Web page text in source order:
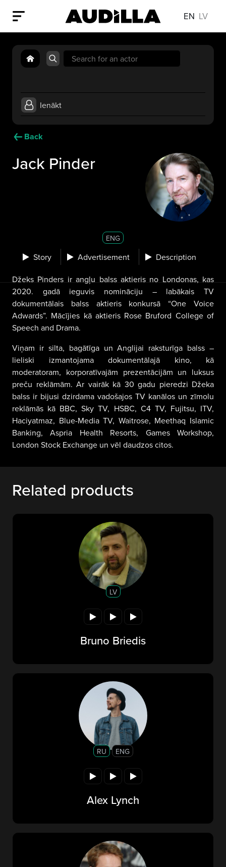
EN LV
Search
for:
Ienākt
Back
Jack Pinder
ENG
Story Advertisement Description
Džeks Pinders ir angļu balss aktieris no Londonas, kas
2020. gadā ieguvis nomināciju – labākais TV
dokumentālais balss aktieris konkursā “One Voice
Adwards”. Mācījies kā aktieris Rose Bruford College of
Speech and Drama.
Viņam ir silta, bagātīga un Anglijai raksturīga balss –
lieliski izmantojama dokumentālajā kino, kā
moderatoram, korporatīvajām prezentācijām un luksus
preču reklāmām. Ar vairāk kā 30 gadu pieredzi Džeka
balss ir bijusi dzirdama vadošajos TV kanālos un zīmolu
reklāmās kā BBC, Sky TV, HSBC, C4 TV, Fujitsu, ITV,
Haciyatmaz, Blue-Media TV, Waitrose, Meethaq Islamic
Banking, Aspria Health Resorts, Games Workshop,
London Stock Exchange un vēl daudzos citos.
Related products
LV
Bruno Briedis
RU ENG
Alex Lynch